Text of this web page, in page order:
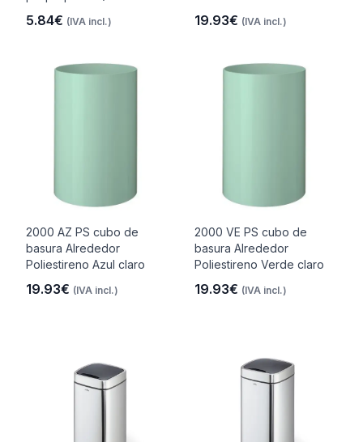
5.84€ (IVA incl.) 19.93€ (IVA incl.)
2000 AZ PS cubo de
basura Alrededor
Poliestireno Azul claro
19.93€ (IVA incl.)
2000 VE PS cubo de
basura Alrededor
Poliestireno Verde claro
19.93€ (IVA incl.)